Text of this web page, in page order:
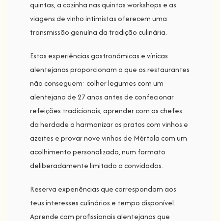
quintas, a cozinha nas quintas workshops e as
viagens de vinho intimistas oferecem uma
transmissão genuína da tradição culinária.
Estas experiências gastronómicas e vínicas
alentejanas proporcionam o que os restaurantes
não conseguem: colher legumes com um
alentejano de 27 anos antes de confecionar
refeições tradicionais, aprender com os chefes
da herdade a harmonizar os pratos com vinhos e
azeites e provar nove vinhos de Mértola com um
acolhimento personalizado, num formato
deliberadamente limitado a convidados.
Reserva experiências que correspondam aos
teus interesses culinários e tempo disponível.
Aprende com profissionais alentejanos que